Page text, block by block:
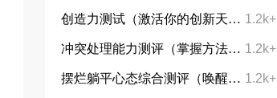
1.2k+
创造力测试（激活你的创新天赋）
1.2k+
冲突处理能力测评（掌握方法，从容处理分歧）
1.2k+
摆烂躺平心态综合测评（唤醒内在动力，摆脱躺平摆烂心态）